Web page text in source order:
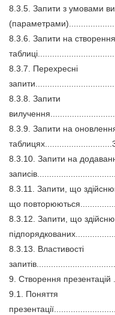
8.3.5. Запити з умовами
8.3.6. Запити на створення
8.3.7. Перехресні
8.3.8. Запити
8.3.9. Запити на
8.3.10. Запити на
8.3.11. Запити, що
що
8.3.12. Запити, що
8.3.13. Властивості
9. Cтворення
9.1. Поняття